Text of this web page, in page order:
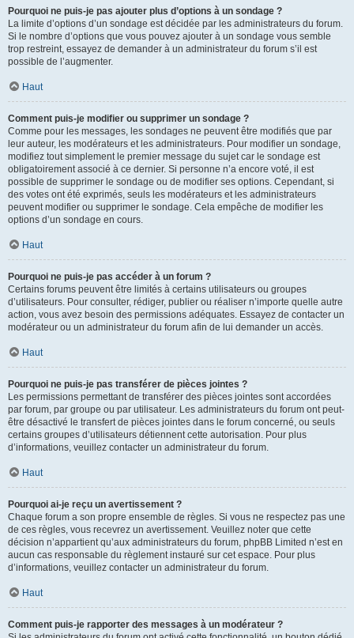
Pourquoi ne puis-je pas ajouter plus d’options à un sondage ?
La limite d’options d’un sondage est décidée par les administrateurs du forum.
Si le nombre d’options que vous pouvez ajouter à un sondage vous semble
trop restreint, essayez de demander à un administrateur du forum s’il est
possible de l’augmenter.
Haut
Comment puis-je modifier ou supprimer un sondage ?
Comme pour les messages, les sondages ne peuvent être modifiés que par
leur auteur, les modérateurs et les administrateurs. Pour modifier un sondage,
modifiez tout simplement le premier message du sujet car le sondage est
obligatoirement associé à ce dernier. Si personne n’a encore voté, il est
possible de supprimer le sondage ou de modifier ses options. Cependant, si
des votes ont été exprimés, seuls les modérateurs et les administrateurs
peuvent modifier ou supprimer le sondage. Cela empêche de modifier les
options d’un sondage en cours.
Haut
Pourquoi ne puis-je pas accéder à un forum ?
Certains forums peuvent être limités à certains utilisateurs ou groupes
d’utilisateurs. Pour consulter, rédiger, publier ou réaliser n’importe quelle autre
action, vous avez besoin des permissions adéquates. Essayez de contacter un
modérateur ou un administrateur du forum afin de lui demander un accès.
Haut
Pourquoi ne puis-je pas transférer de pièces jointes ?
Les permissions permettant de transférer des pièces jointes sont accordées
par forum, par groupe ou par utilisateur. Les administrateurs du forum ont peut-
être désactivé le transfert de pièces jointes dans le forum concerné, ou seuls
certains groupes d’utilisateurs détiennent cette autorisation. Pour plus
d’informations, veuillez contacter un administrateur du forum.
Haut
Pourquoi ai-je reçu un avertissement ?
Chaque forum a son propre ensemble de règles. Si vous ne respectez pas une
de ces règles, vous recevrez un avertissement. Veuillez noter que cette
décision n’appartient qu’aux administrateurs du forum, phpBB Limited n’est en
aucun cas responsable du règlement instauré sur cet espace. Pour plus
d’informations, veuillez contacter un administrateur du forum.
Haut
Comment puis-je rapporter des messages à un modérateur ?